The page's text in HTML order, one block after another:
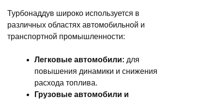
Турбонаддув широко используется в
различных областях автомобильной и
транспортной промышленности:
Легковые автомобили: для
повышения динамики и снижения
расхода топлива.
Грузовые автомобили и